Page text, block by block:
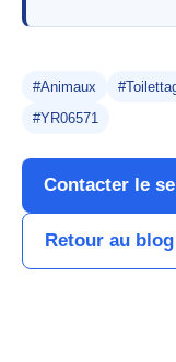
#Animaux
#YR06571
Contacter le
Retour au blog